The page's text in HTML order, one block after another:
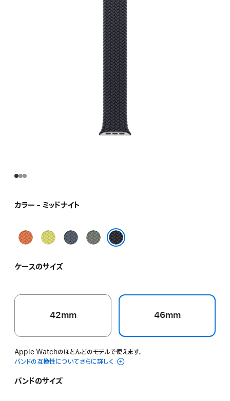
で
開
き
ま
す）
カラー - ミッドナイト
タ
ー
リ
ク
ネ
オ
イ
ロ
ア
ン
ル
グ
リ
レ
ケースのサイズ
42mm 46mm
Apple Watchのほとんどのモデルで使えます。
バンドの互換性についてさらに詳しく
バンドのサイズ